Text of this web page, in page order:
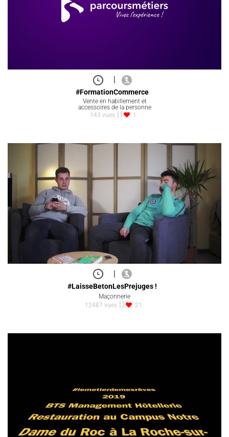
#FormationCommerce
Vente en habillement et
accessoires de la personne
143 vues
1
|
#LaisseBetonLesPrejuges !
Maçonnerie
12487 vues
21